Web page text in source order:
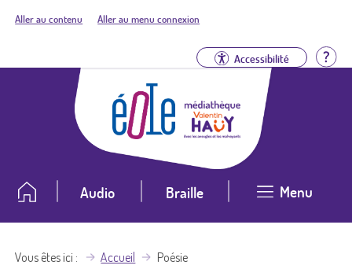
Aller au contenu Aller au menu connexion
Accessibilité
Audio Braille Menu
Vous êtes ici Accueil Poésie